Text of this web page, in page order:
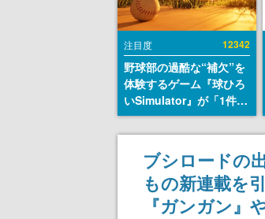
注目度 12342
野球部の過酷な“補欠”を
体験するゲーム『球ひろ
いSimulator』が「1件」
のウィッシュリストをも
とにチェコ語に対応し
SNSで話題に。『キング
ダム・カム』開発元やチ
ェコのプロ野球選手から
称賛の声
ブシロードの
もの新連載を
『ガンガン』